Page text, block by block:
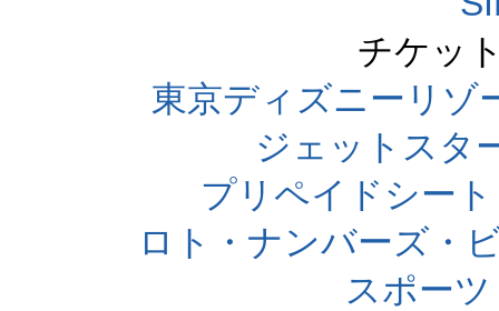
チケッ
東京ディズニーリゾ
ジェットスタ
プリペイドシー
ロト・ナンバーズ・
スポー